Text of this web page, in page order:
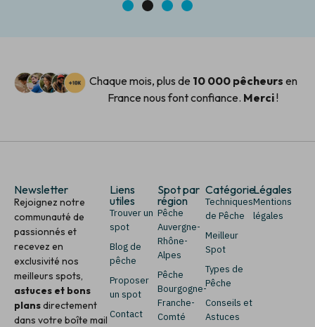
3 4
Chaque mois, plus de 10 000 pêcheurs en
France nous font confiance. Merci!
Newsletter
Rejoignez notre
communauté de
passionnés et
recevez en
exclusivité nos
meilleurs spots,
astuces et bons
plansdirectement
dans votre boîte mail
Liens
utiles
Trouver un
spot
Blog de
pêche
Proposer
un spot
Contact
Spot par
région
Pêche
Auvergne-
Rhône-
Alpes
Pêche
Bourgogne-
Franche-
Comté
Catégorie
Techniques
de Pêche
Meilleur
Spot
Types de
Pêche
Conseils et
Astuces
Légales
Mentions
légales